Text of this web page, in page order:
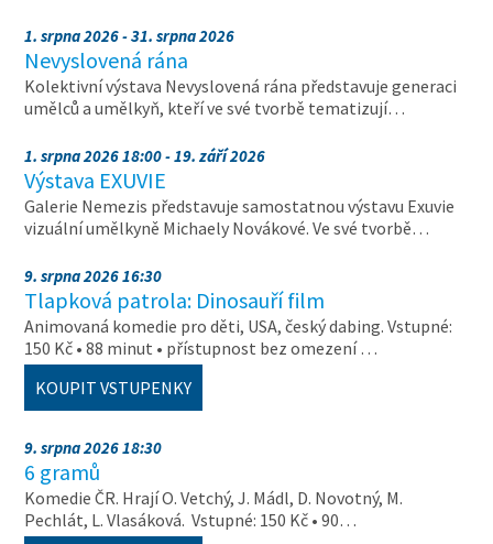
1. srpna 2026 - 31. srpna 2026
Nevyslovená rána
Kolektivní výstava Nevyslovená rána představuje generaci
umělců a umělkyň, kteří ve své tvorbě tematizují…
1. srpna 2026 18:00 - 19. září 2026
Výstava EXUVIE
Galerie Nemezis představuje samostatnou výstavu Exuvie
vizuální umělkyně Michaely Novákové. Ve své tvorbě…
9. srpna 2026 16:30
Tlapková patrola: Dinosauří film
Animovaná komedie pro děti, USA, český dabing. Vstupné:
150 Kč • 88 minut • přístupnost bez omezení …
KOUPIT VSTUPENKY
9. srpna 2026 18:30
6 gramů
Komedie ČR. Hrají O. Vetchý, J. Mádl, D. Novotný, M.
Pechlát, L. Vlasáková. Vstupné: 150 Kč • 90…